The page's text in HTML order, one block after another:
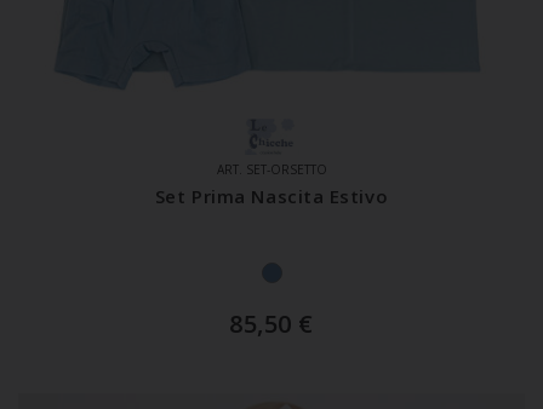
ART. SET-ORSETTO
Set Prima Nascita Estivo
85,50 €